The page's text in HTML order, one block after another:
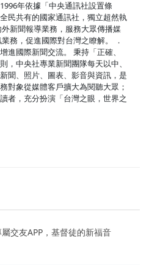
年依據「中央通訊社設置條
民共有的國家通訊社，獨立超然執
新聞報導業務，服務大眾傳播媒
務，促進國際對台灣之瞭解。 ．
進國際新聞交流。 秉持「正確、
，中央社專業新聞團隊每天以中、
聞、照片、圖表、影音與資訊，是
對象從媒體客戶擴大為閱聽大眾；
者，充分扮演「台灣之眼，世界之
交友APP，基督徒的新福音